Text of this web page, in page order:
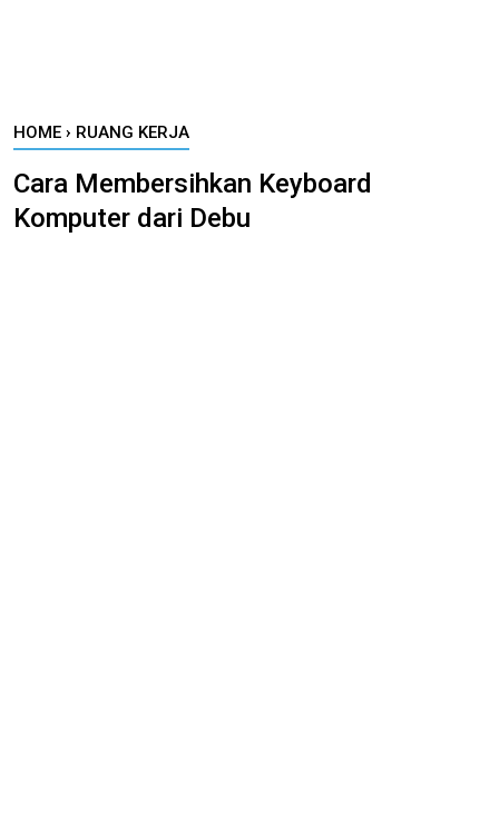
HOME › RUANG KERJA
Cara Membersihkan Keyboard
Komputer dari Debu